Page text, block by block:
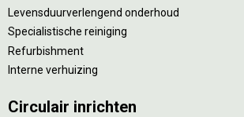
Levensduurverlengend onderhoud
Specialistische reiniging
Refurbishment
Interne verhuizing
Circulair inrichten